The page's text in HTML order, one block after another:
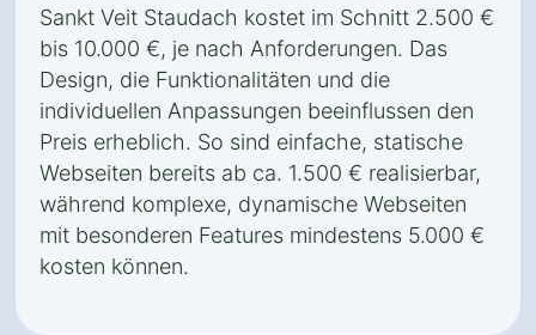
Sankt Veit Staudach kostet im Schnitt 2.500 €
bis 10.000 €, je nach Anforderungen. Das
Design, die Funktionalitäten und die
individuellen Anpassungen beeinflussen den
Preis erheblich. So sind einfache, statische
Webseiten bereits ab ca. 1.500 € realisierbar,
während komplexe, dynamische Webseiten
mit besonderen Features mindestens 5.000 €
kosten können.